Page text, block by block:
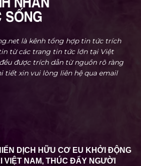
là kênh tổng hợp tin tức trích
từ các trang tin tức lớn tại Việt
được trích dẫn từ nguồn rõ ràng
tiết xin vui lòng liên hệ qua email
DỊCH HỮU CƠ EU KHỞI ĐỘNG
VIỆT NAM, THÚC ĐẨY NGƯỜI